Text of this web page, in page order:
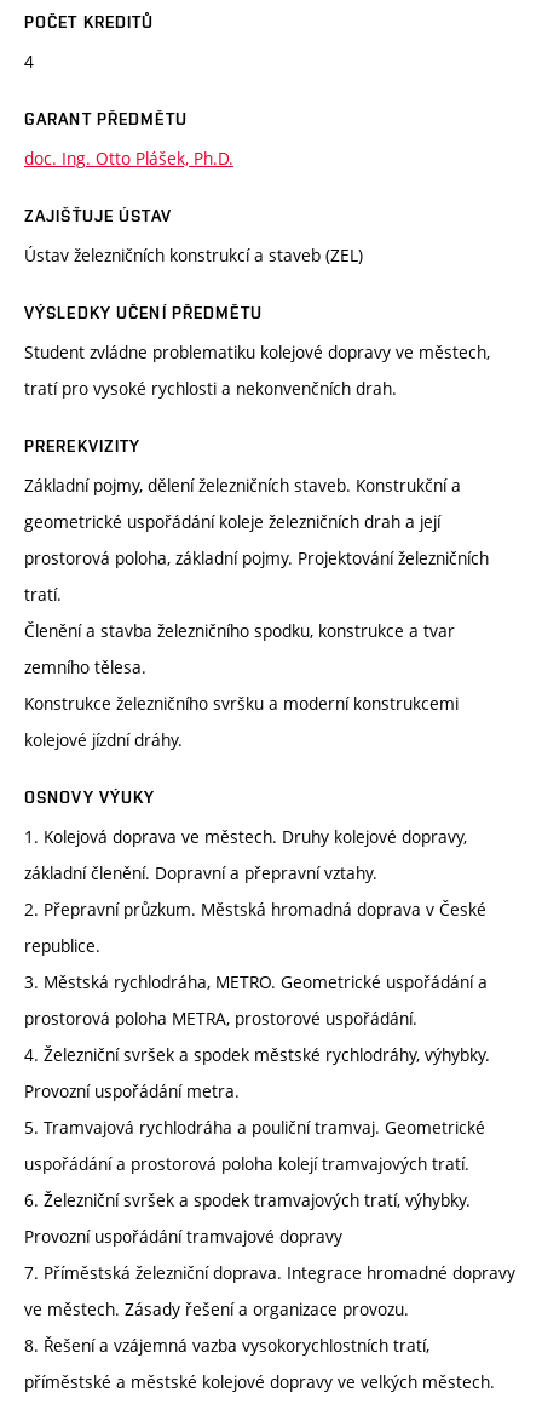
POČET KREDITŮ
4
GARANT PŘEDMĚTU
doc. Ing. Otto Plášek, Ph.D.
ZAJIŠŤUJE ÚSTAV
Ústav železničních konstrukcí a staveb (ZEL)
VÝSLEDKY UČENÍ PŘEDMĚTU
Student zvládne problematiku kolejové dopravy ve městech,
tratí pro vysoké rychlosti a nekonvenčních drah.
PREREKVIZITY
Základní pojmy, dělení železničních staveb. Konstrukční a
geometrické uspořádání koleje železničních drah a její
prostorová poloha, základní pojmy. Projektování železničních
tratí.
Členění a stavba železničního spodku, konstrukce a tvar
zemního tělesa.
Konstrukce železničního svršku a moderní konstrukcemi
kolejové jízdní dráhy.
OSNOVY VÝUKY
1. Kolejová doprava ve městech. Druhy kolejové dopravy,
základní členění. Dopravní a přepravní vztahy.
2. Přepravní průzkum. Městská hromadná doprava v České
republice.
3. Městská rychlodráha, METRO. Geometrické uspořádání a
prostorová poloha METRA, prostorové uspořádání.
4. Železniční svršek a spodek městské rychlodráhy, výhybky.
Provozní uspořádání metra.
5. Tramvajová rychlodráha a pouliční tramvaj. Geometrické
uspořádání a prostorová poloha kolejí tramvajových tratí.
6. Železniční svršek a spodek tramvajových tratí, výhybky.
Provozní uspořádání tramvajové dopravy
7. Příměstská železniční doprava. Integrace hromadné dopravy
ve městech. Zásady řešení a organizace provozu.
8. Řešení a vzájemná vazba vysokorychlostních tratí,
příměstské a městské kolejové dopravy ve velkých městech.